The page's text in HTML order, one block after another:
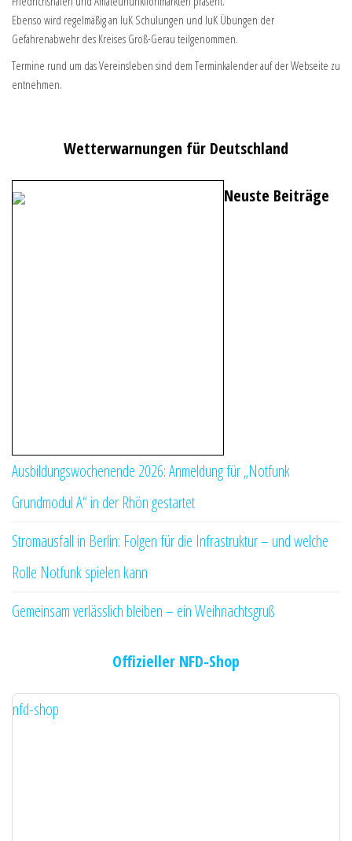
Ebenso wird regelmäßig an IuK Schulungen und IuK Übungen der
Gefahrenabwehr des Kreises Groß-Gerau teilgenommen.
Termine rund um das Vereinsleben sind dem Terminkalender auf der Webseite zu
entnehmen.
Wetterwarnungen für Deutschland
Neuste Beiträge
Ausbildungswochenende 2026: Anmeldung für „Notfunk
Grundmodul A“ in der Rhön gestartet
Stromausfall in Berlin: Folgen für die Infrastruktur – und welche
Rolle Notfunk spielen kann
Gemeinsam verlässlich bleiben – ein Weihnachtsgruß
Offizieller NFD-Shop
nfd-shop